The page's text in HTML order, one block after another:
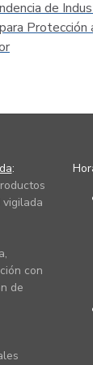
de
Protección
siguiente
:
con
de